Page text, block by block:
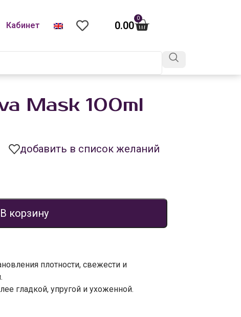
Кабинет 0.00
0
Mask 100ml
добавить в список желаний
В корзину
плотности, свежести и
гладкой, упругой и ухоженной.